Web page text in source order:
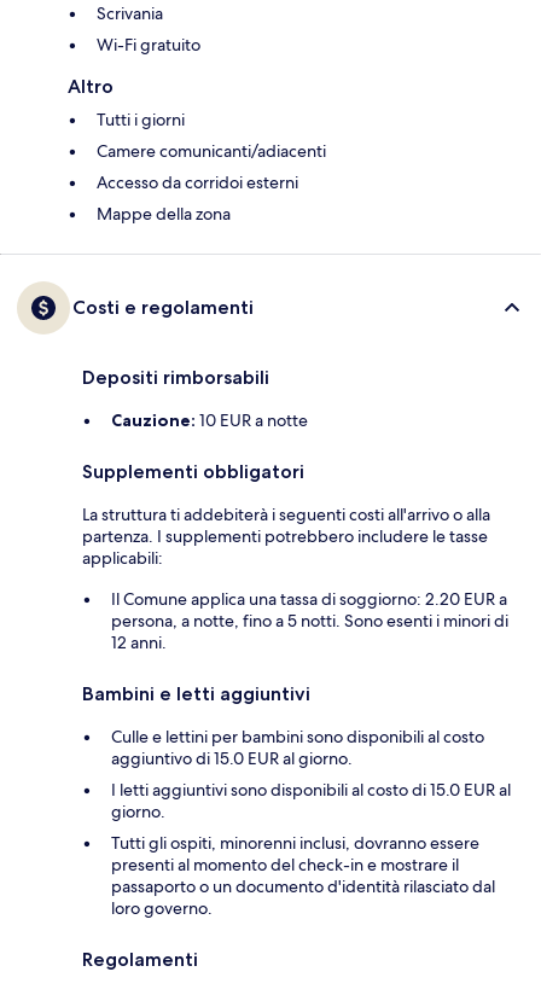
Scrivania
Wi-Fi gratuito
Altro
Tutti i giorni
Camere comunicanti/adiacenti
Accesso da corridoi esterni
Mappe della zona
Costi e regolamenti
Depositi rimborsabili
Cauzione: 10 EUR a notte
Supplementi obbligatori
La struttura ti addebiterà i seguenti costi all'arrivo o alla
partenza. I supplementi potrebbero includere le tasse
applicabili:
Il Comune applica una tassa di soggiorno: 2.20 EUR a
persona, a notte, fino a 5 notti. Sono esenti i minori di
12 anni.
Bambini e letti aggiuntivi
Culle e lettini per bambini sono disponibili al costo
aggiuntivo di 15.0 EUR al giorno.
I letti aggiuntivi sono disponibili al costo di 15.0 EUR al
giorno.
Tutti gli ospiti, minorenni inclusi, dovranno essere
presenti al momento del check-in e mostrare il
passaporto o un documento d'identità rilasciato dal
loro governo.
Regolamenti